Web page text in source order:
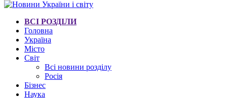
ВСІ РОЗДІЛИ
Головна
Україна
Місто
Світ
Всі новини розділу
Росія
Бізнес
Наука